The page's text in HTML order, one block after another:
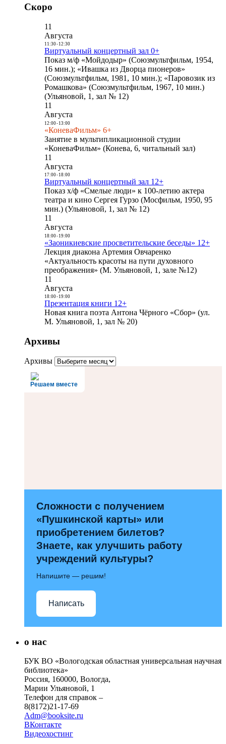
Скоро
11
Августа
11:30- 12:30
Виртуальный концертный зал 0+
Показ м/ф «Мойдодыр» (Союзмультфильм, 1954,
16 мин.); «Ивашка из Дворца пионеров»
(Союзмультфильм, 1981, 10 мин.); «Паровозик из
Ромашкова» (Союзмультфильм, 1967, 10 мин.)
(Ульяновой, 1, зал № 12)
11
Августа
12:00- 13:00
«КоневаФильм» 6+
Занятие в мультипликационной студии
«КоневаФильм» (Конева, 6, читальный зал)
11
Августа
17:00- 18:00
Виртуальный концертный зал 12+
Показ х/ф «Смелые люди» к 100-летию актера
театра и кино Сергея Гурзо (Мосфильм, 1950, 95
мин.) (Ульяновой, 1, зал № 12)
11
Августа
18:00- 19:00
«Заоникиевские просветительские беседы» 12+
Лекция диакона Артемия Овчаренко
«Актуальность красоты на пути духовного
преображения» (М. Ульяновой, 1, зале №12)
11
Августа
18:00- 19:00
Презентация книги 12+
Новая книга поэта Антона Чёрного «Сбор» (ул.
М. Ульяновой, 1, зал № 20)
Архивы
Архивы
Решаем вместе
Сложности с получением
«Пушкинской карты» или
приобретением билетов?
Знаете, как улучшить работу
учреждений культуры?
Напишите — решим!
Написать
о нас
БУК ВО «Вологодская областная универсальная научная
библиотека»
Россия, 160000, Вологда,
Марии Ульяновой, 1
Телефон для справок –
8(8172)21-17-69
Adm@booksite.ru
ВКонтакте
Видеохостинг